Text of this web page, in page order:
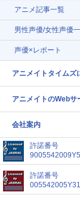
アニメ記事一覧
男性声優/女性声優
声優×レポート
アニメイトタイムズ
アニメイトのWebサ
会社案内
許諾番号
許諾番号